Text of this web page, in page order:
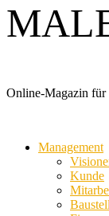
Online-Magazin für
Management
Kunde